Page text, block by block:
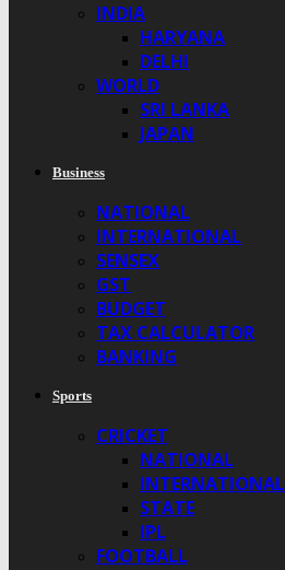
INDIA
HARYANA
DELHI
WORLD
SRI LANKA
JAPAN
Business
NATIONAL
INTERNATIONAL
SENSEX
GST
BUDGET
TAX CALCULATOR
BANKING
Sports
CRICKET
NATIONAL
INTERNATIONAL
STATE
IPL
FOOTBALL